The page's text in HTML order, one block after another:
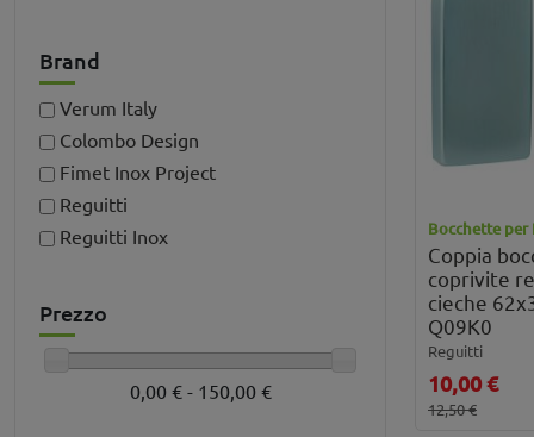
Bocchette per
Coppia
coprivite
cieche
Q09K0
Reguitti
10,00 €
12,50 €
Brand
Verum Italy
Colombo Design
Fimet Inox Project
Reguitti
Reguitti Inox
Prezzo
0,00 € - 150,00 €